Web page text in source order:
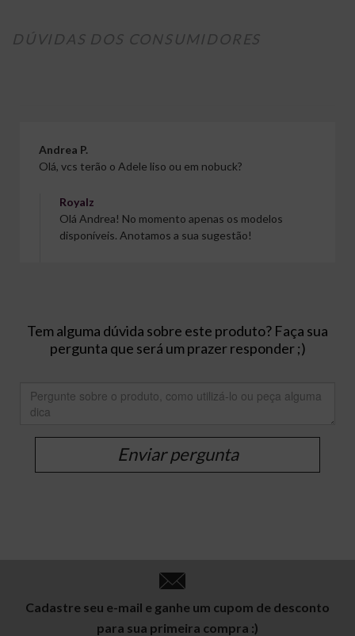
DÚVIDAS DOS CONSUMIDORES
Andrea P.
Olá, vcs terão o Adele liso ou em nobuck?
Royalz
Olá Andrea! No momento apenas os modelos
disponíveis. Anotamos a sua sugestão!
Tem alguma dúvida sobre este produto? Faça sua
pergunta que será um prazer responder ;)
Enviar pergunta
Cadastre seu e-mail e ganhe um cupom de desconto
para sua primeira compra :)